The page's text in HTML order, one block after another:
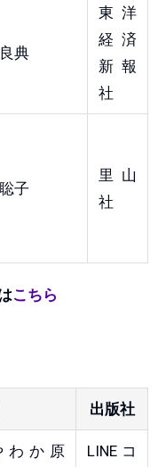
典
東洋
経済
新報
社
子
里山
社
こちら
出版社
わか原
LINEコ